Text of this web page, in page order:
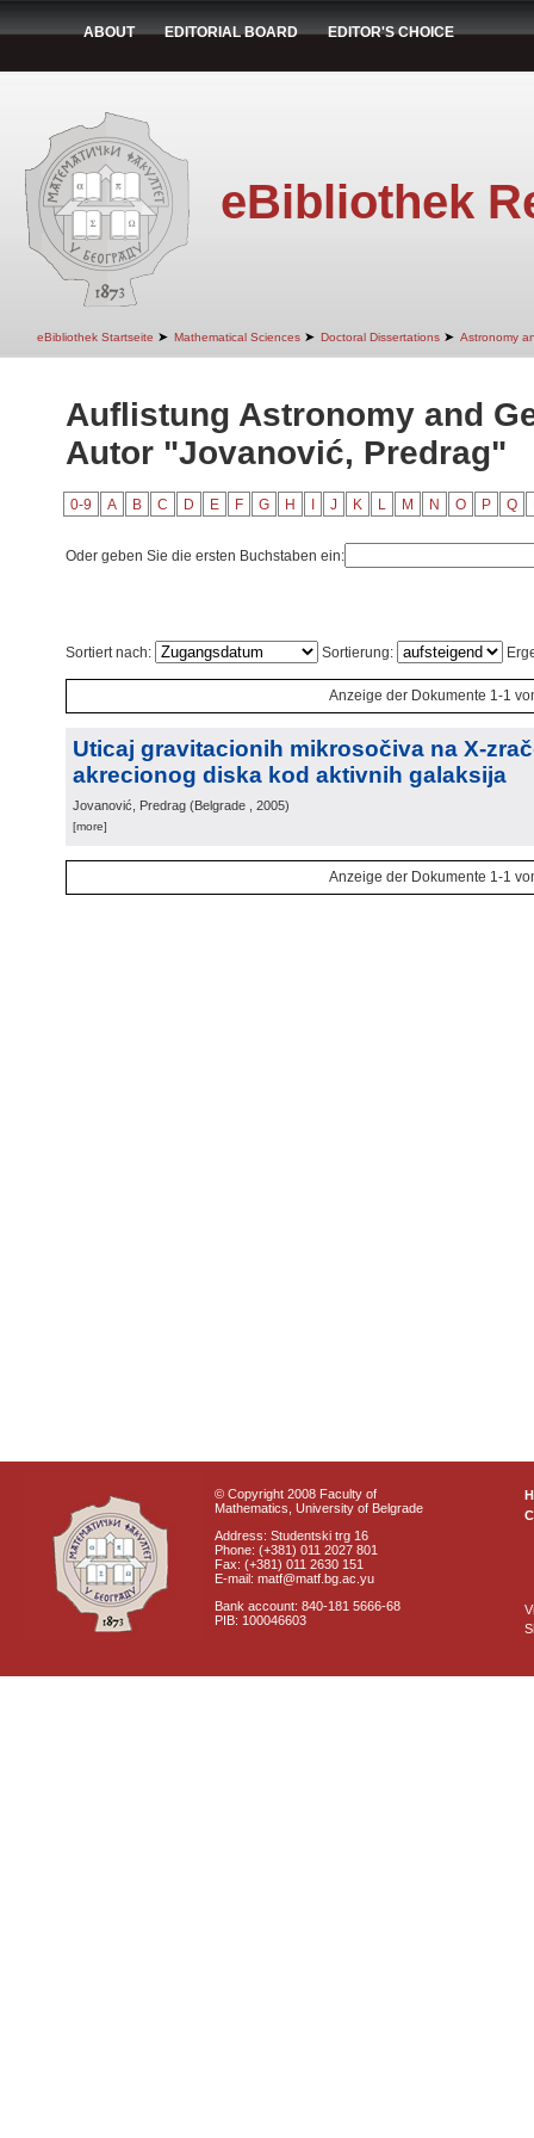
ABOUT EDITORIAL BOARD EDITOR'S CHOICE
eBibliothek
eBibliothek Startseite ➤ Mathematical Sciences ➤ Doctoral Dissertations ➤ Astronomy
Auflistung Astronomy and
Autor "Jovanović, Predrag"
0-9 A B C D E F G H J K L M N O P Q
Oder geben Sie die ersten Buchstaben ein:
Sortiert nach: Sortierung:
Anzeige der Dokumente 1-1
Uticaj gravitacionih mikrosočiva na X-
akrecionog diska kod aktivnih galaksija
Jovanović, Predrag (Belgrade , 2005)
[more]
Anzeige der Dokumente 1-1
© Copyright 2008 Faculty of
Mathematics, University of Belgrade
Address: Studentski trg 16
Phone: (+381) 011 2027 801
Fax: (+381) 011 2630 151
E-mail: matf@matf.bg.ac.yu
Bank account: 840-181 5666-68
PIB: 100046603